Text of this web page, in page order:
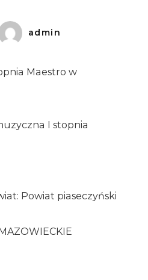
admin
Maestro w
I stopnia
Powiat piaseczyński